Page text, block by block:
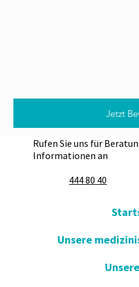
Jetzt
Rufen Sie uns für
Informationen an
444 80 40
Unsere